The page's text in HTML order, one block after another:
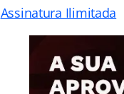
Assinatura Ilimitada